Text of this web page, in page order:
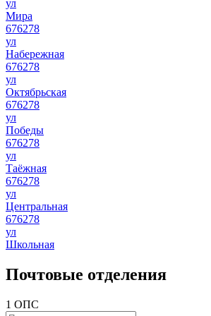
ул
Мира
676278
ул
Набережная
676278
ул
Октябрьская
676278
ул
Победы
676278
ул
Таёжная
676278
ул
Центральная
676278
ул
Школьная
Почтовые отделения
1 ОПС